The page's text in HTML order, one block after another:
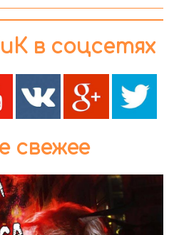
в соцсетях
свежее